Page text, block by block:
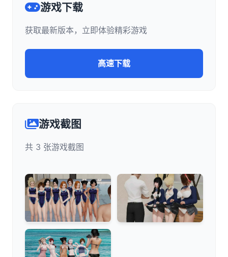
游戏下载
获取最新版本，立即体验精彩游戏
高速下载
游戏截图
共 3 张游戏截图